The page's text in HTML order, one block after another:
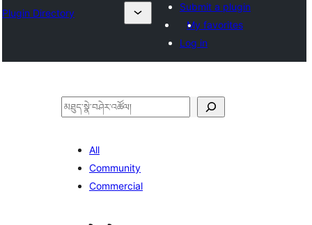
Plugin Directory
Submit a plugin
My favorites
Log in
བཤེར་
All
Community
Commercial